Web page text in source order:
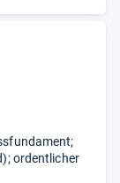
ordentlicher